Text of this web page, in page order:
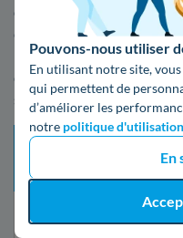
Pouvons-nous utiliser
En utilisant notre site,
qui permettent de
d’améliorer les
notre politique
En
d'arriver sereinement chez
compteur électrique à
prendre du temps : cela
quelques semaines ! Voici
services relatifs à
Type de mise en service